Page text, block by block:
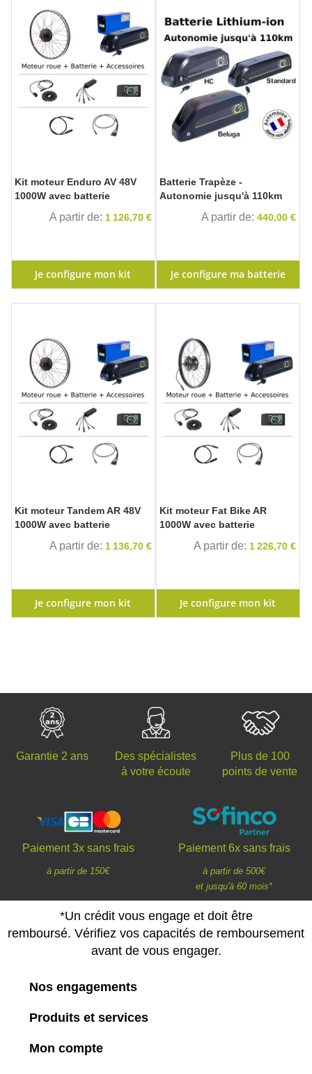
Kit moteur Enduro AV 48V
1000W avec batterie
A partir de 1 126,70 €
Je configure mon kit
Batterie Trapèze -
Autonomie jusqu'à 110km
A partir de 440,00 €
Je configure ma batterie
Kit moteur Tandem AR 48V
1000W avec batterie
A partir de 1 136,70 €
Je configure mon kit
Kit moteur Fat Bike AR
1000W avec batterie
A partir de 1 226,70 €
Je configure mon kit
Garantie 2 ans
Des spécialistes
à votre écoute
Plus de 100
points de vente
Paiement 3x sans frais
à partir de 150€
Paiement 6x sans frais
à partir de 500€
et jusqu'à 60 mois*
*Un crédit vous engage et doit être
remboursé. Vérifiez vos capacités de remboursement
avant de vous engager.
Nos engagements
Produits et services
Mon compte